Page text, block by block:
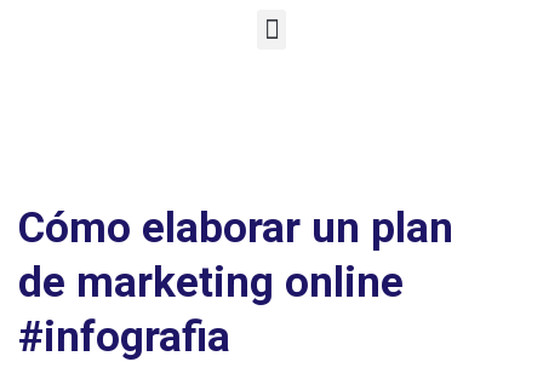
Cómo elaborar un plan
de marketing online
#infografia